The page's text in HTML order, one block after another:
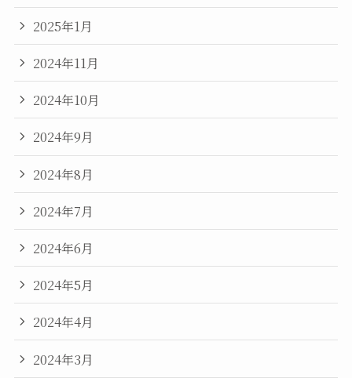
2025年1月
2024年11月
2024年10月
2024年9月
2024年8月
2024年7月
2024年6月
2024年5月
2024年4月
2024年3月